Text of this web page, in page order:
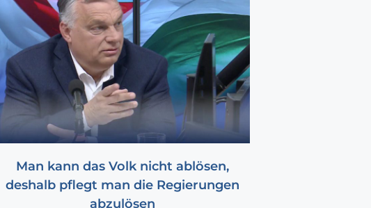
Man kann das Volk nicht ablösen,
deshalb pflegt man die Regierungen
abzulösen